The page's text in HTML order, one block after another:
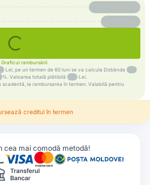
Graficul rambursării
Lei, pe un termen de 60 luni se va calcula Dobânda
%. Valoarea totală plătibilă
Lei.
la rambursarea în termen. Valabilǎ pentru
creditul în termen
cea mai comodă metodă!